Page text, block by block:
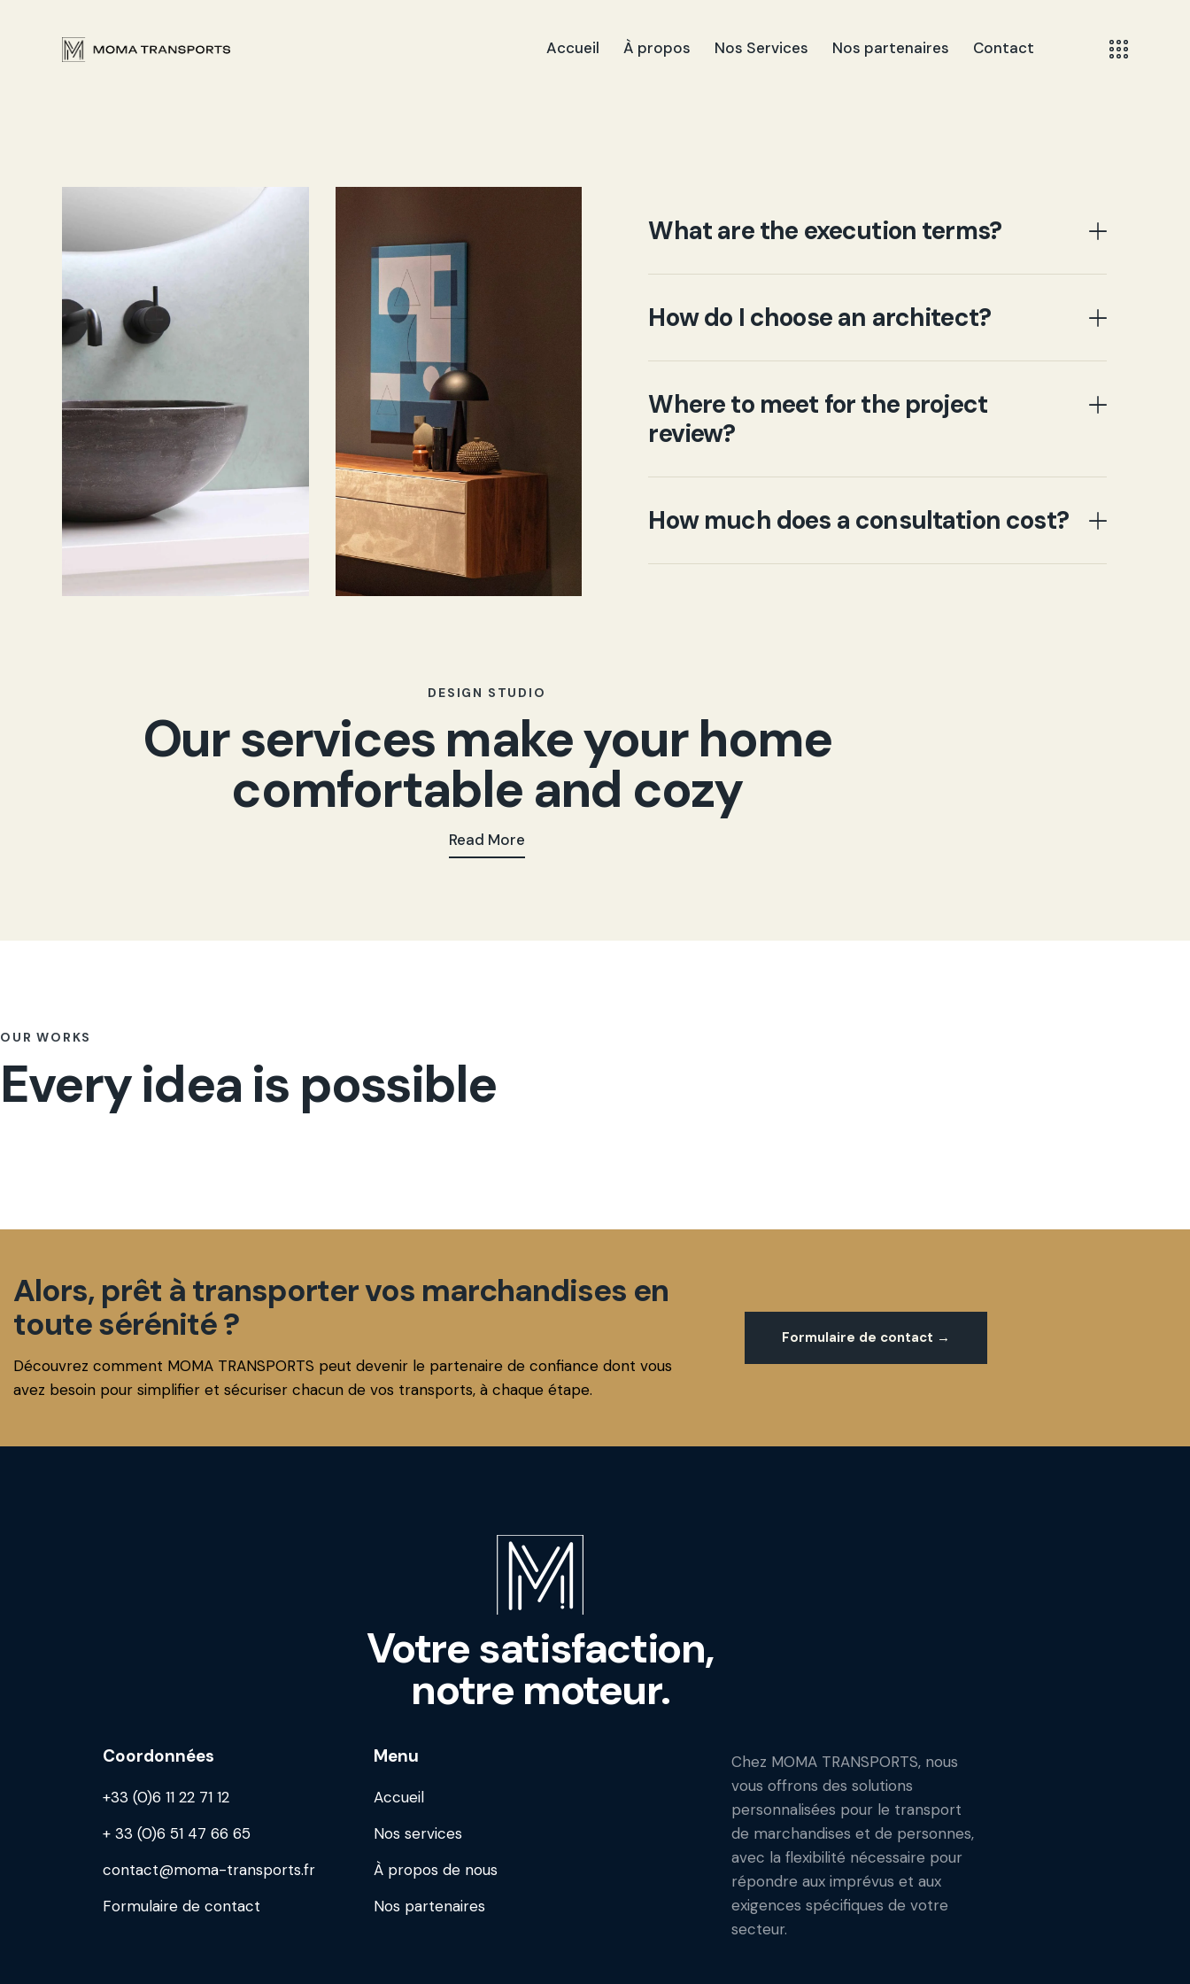
Accueil À propos Nos Services Nos partenaires Contact
What are the execution terms?
How do I choose an architect?
Where to meet for the project
review?
How much does a consultation cost?
DESIGN STUDIO
Our services make your home
comfortable and cozy
Read More
OUR WORKS
Every idea is possible
Alors, prêt à transporter vos marchandises en
toute sérénité ?
Découvrez comment MOMA TRANSPORTS peut devenir le partenaire de confiance dont vous
avez besoin pour simplifier et sécuriser chacun de vos transports, à chaque étape.
Formulaire de contact →
Votre satisfaction,
notre moteur.
Coordonnées
+33 (0)6 11 22 71 12
+ 33 (0)6 51 47 66 65
contact@moma-transports.fr
Formulaire de contact
Menu
Accueil
Nos services
À propos de nous
Nos partenaires
Chez MOMA TRANSPORTS, nous
vous offrons des solutions
personnalisées pour le transport
de marchandises et de personnes,
avec la flexibilité nécessaire pour
répondre aux imprévus et aux
exigences spécifiques de votre
secteur.